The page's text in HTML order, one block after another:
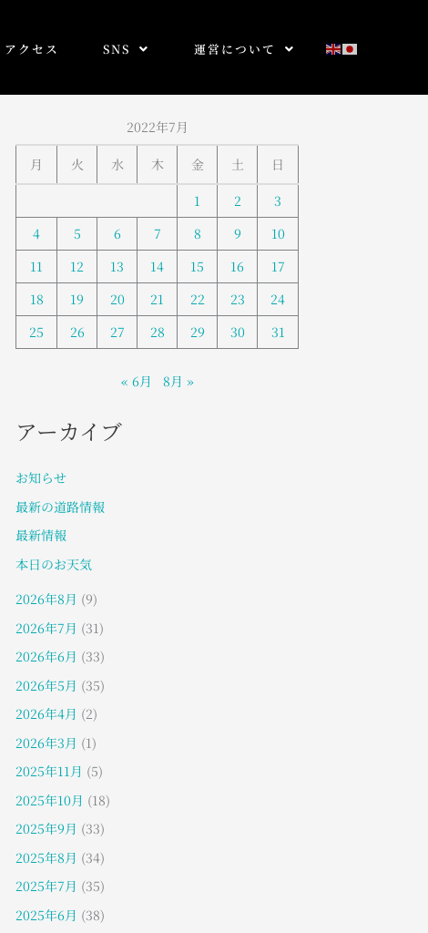
アクセス SNS 運営について
2022年7月
月 火 水 木 金 土
日
1
2
3
4
5 6 7 8 9
10
11
12 13 14 15 16
17
18
19 20 21 22 23
24
25
26 27 28 29 30 31
« 6月 8月 »
アーカイブ
お知らせ
最新の道路情報
最新情報
本日のお天気
2026年8月 (9)
2026年7月 (31)
2026年6月 (33)
2026年5月 (35)
2026年4月 (2)
2026年3月 (1)
2025年11月 (5)
2025年10月 (18)
2025年9月 (33)
2025年8月 (34)
2025年7月 (35)
2025年6月 (38)